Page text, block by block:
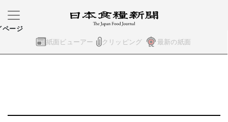
紙面ビューアー クリッピング 最新の紙面
ページ